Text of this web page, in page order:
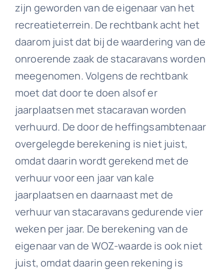
zijn geworden van de eigenaar van het
recreatieterrein. De rechtbank acht het
daarom juist dat bij de waardering van de
onroerende zaak de stacaravans worden
meegenomen. Volgens de rechtbank
moet dat door te doen alsof er
jaarplaatsen met stacaravan worden
verhuurd. De door de heffingsambtenaar
overgelegde berekening is niet juist,
omdat daarin wordt gerekend met de
verhuur voor een jaar van kale
jaarplaatsen en daarnaast met de
verhuur van stacaravans gedurende vier
weken per jaar. De berekening van de
eigenaar van de WOZ-waarde is ook niet
juist, omdat daarin geen rekening is